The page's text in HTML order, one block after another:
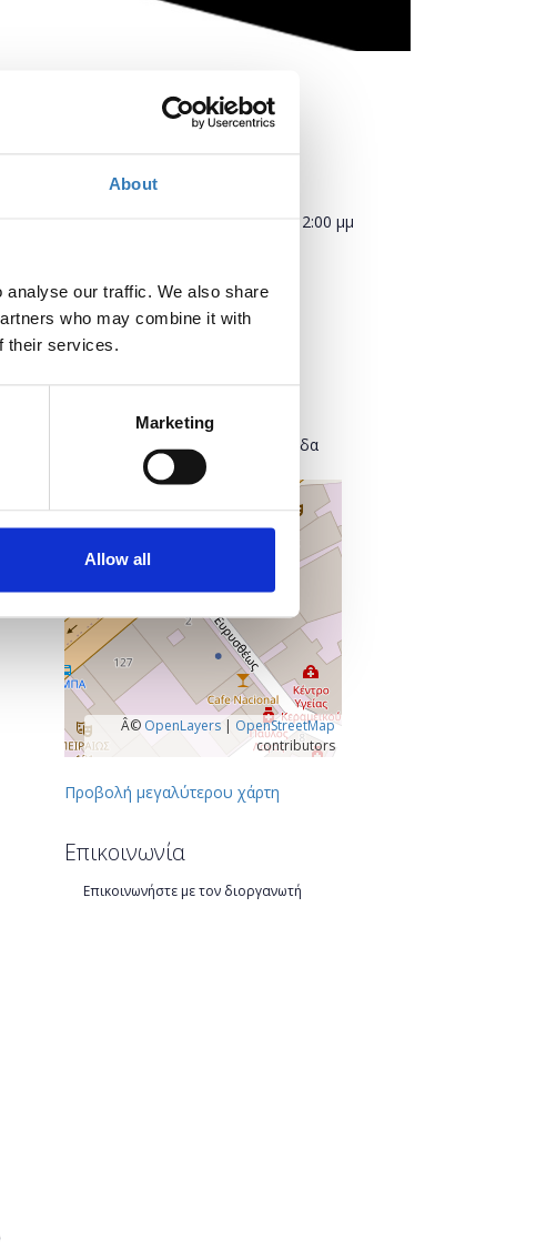
About
our traffic. We also share
who may combine it with
their services.
Marketing
Allow all
Πότε;
2:00 μμ
Πού;
118 54 Αθήνα
Κεντρικός Τομέας Αθηνών, Ελλάδα
Â© OpenLayers| OpenStreetMap
contributors
Προβολή μεγαλύτερου χάρτη
Επικοινωνία
Επικοινωνήστε με τον διοργανωτή